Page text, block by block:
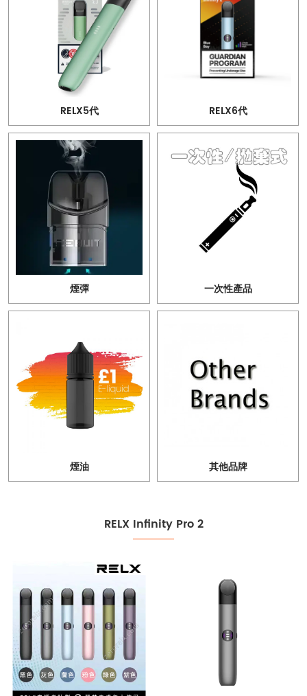
RELX5代 RELX6代
煙彈 一次性產品
煙油 其他品牌
RELX Infinity Pro 2